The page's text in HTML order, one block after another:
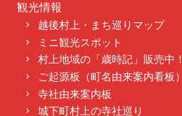
観光情報
越後村上・まち巡りマップ
ミニ観光スポット
村上地域の「歳時記」販売中！
ご起源板（町名由来案内看板）
寺社由来案内板
城下町村上の寺社巡り